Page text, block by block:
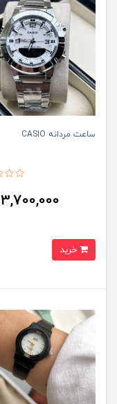
ساعت مردانه CASIO
3,700,000